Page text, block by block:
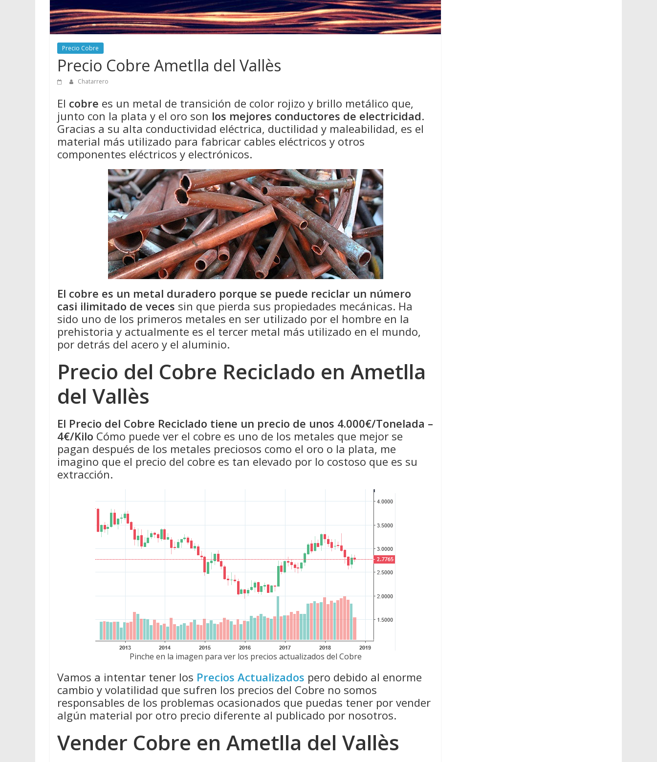
Precio Cobre
Precio Cobre Ametlla del Vallès
Chatarrero
El cobre es un metal de transición de color rojizo y brillo metálico que,
junto con la plata y el oro son los mejores conductores de electricidad.
Gracias a su alta conductividad eléctrica, ductilidad y maleabilidad, es el
material más utilizado para fabricar cables eléctricos y otros
componentes eléctricos y electrónicos.
El cobre es un metal duradero porque se puede reciclar un número
casi ilimitado de veces sin que pierda sus propiedades mecánicas. Ha
sido uno de los primeros metales en ser utilizado por el hombre en la
prehistoria y actualmente es el tercer metal más utilizado en el mundo,
por detrás del acero y el aluminio.
Precio del Cobre Reciclado en Ametlla
del Vallès
El Precio del Cobre Reciclado tiene un precio de unos 4.000€/Tonelada –
4€/Kilo Cómo puede ver el cobre es uno de los metales que mejor se
pagan después de los metales preciosos como el oro o la plata, me
imagino que el precio del cobre es tan elevado por lo costoso que es su
extracción.
Pinche en la imagen para ver los precios actualizados del Cobre
Vamos a intentar tener los Precios Actualizados pero debido al enorme
cambio y volatilidad que sufren los precios del Cobre no somos
responsables de los problemas ocasionados que puedas tener por vender
algún material por otro precio diferente al publicado por nosotros.
Vender Cobre en Ametlla del Vallès